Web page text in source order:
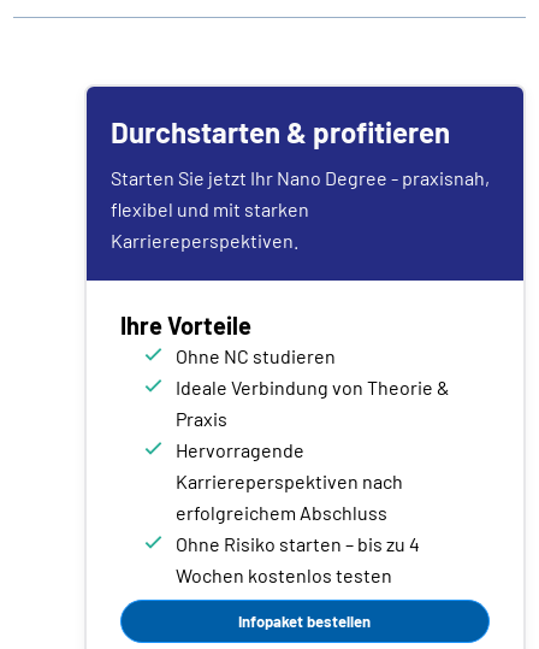
Durchstarten & profitieren
Starten Sie jetzt Ihr Nano Degree - praxisnah,
flexibel und mit starken
Karriereperspektiven.
Ihre Vorteile
Ohne NC studieren
Ideale Verbindung von Theorie &
Praxis
Hervorragende
Karriereperspektiven nach
erfolgreichem Abschluss
Ohne Risiko starten – bis zu 4
Wochen kostenlos testen
Infopaket bestellen